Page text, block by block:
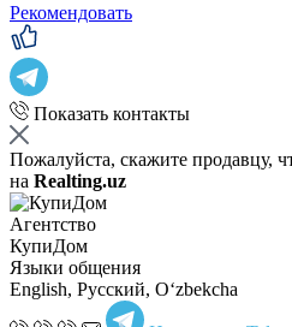
Рекомендовать
Показать контакты
Пожалуйста, скажите продавцу,
на Realting.uz
Агентство
КупиДом
Языки общения
English, Русский, Oʻzbekcha